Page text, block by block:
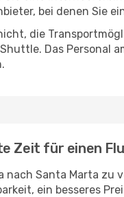
bei denen Sie
die
Das Personal
Zeit für einen
nach Santa Marta
ein besseres